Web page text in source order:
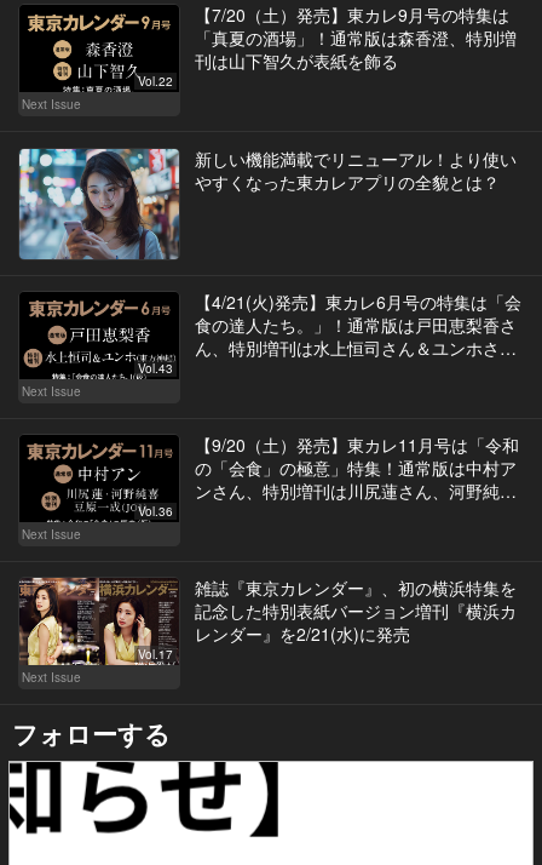
Vol.22
Next Issue
【7/20（土）発売】東カレ9月号の特集は
「真夏の酒場」！通常版は森香澄、特別増
刊は山下智久が表紙を飾る
新しい機能満載でリニューアル！より使い
やすくなった東カレアプリの全貌とは？
Vol.43
Next Issue
【4/21(火)発売】東カレ6月号の特集は「会
食の達人たち。」！通常版は戸田恵梨香さ
ん、特別増刊は水上恒司さん＆ユンホさん
Vol.36
Next Issue
【9/20（土）発売】東カレ11月号は「令和
の「会食」の極意」特集！通常版は中村ア
ンさん、特別増刊は川尻蓮さん、河野純喜
Vol.17
Next Issue
雑誌『東京カレンダー』、初の横浜特集を
記念した特別表紙バージョン増刊『横浜カ
レンダー』を2/21(水)に発売
フォローする